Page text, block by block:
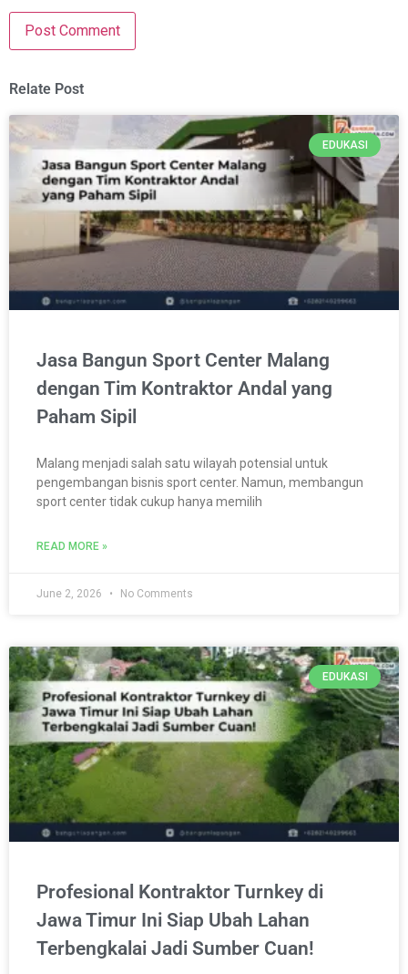
Relate Post
EDUKASI
Jasa Bangun Sport Center Malang
dengan Tim Kontraktor Andal yang
Paham Sipil
Malang menjadi salah satu wilayah potensial untuk
pengembangan bisnis sport center. Namun, membangun
sport center tidak cukup hanya memilih
READ MORE »
June 2, 2026 No Comments
EDUKASI
Profesional Kontraktor Turnkey di
Jawa Timur Ini Siap Ubah Lahan
Terbengkalai Jadi Sumber Cuan!